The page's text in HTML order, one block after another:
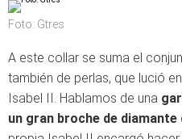
Foto: Gtres
A este collar se suma el
también de perlas, que lució
Isabel II. Hablamos de una
un gran broche de diamante